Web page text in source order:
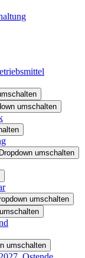
umschalten
Dropdown umschalten
umschalten
umschalten